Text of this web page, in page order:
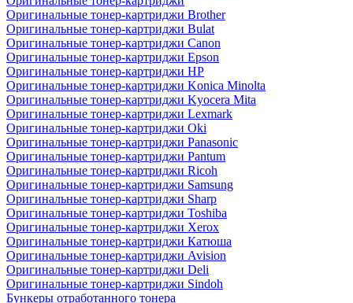
Оригинальные тонер-картриджи Brother
Оригинальные тонер-картриджи Bulat
Оригинальные тонер-картриджи Canon
Оригинальные тонер-картриджи Epson
Оригинальные тонер-картриджи HP
Оригинальные тонер-картриджи Konica Minolta
Оригинальные тонер-картриджи Kyocera Mita
Оригинальные тонер-картриджи Lexmark
Оригинальные тонер-картриджи Oki
Оригинальные тонер-картриджи Panasonic
Оригинальные тонер-картриджи Pantum
Оригинальные тонер-картриджи Ricoh
Оригинальные тонер-картриджи Samsung
Оригинальные тонер-картриджи Sharp
Оригинальные тонер-картриджи Toshiba
Оригинальные тонер-картриджи Xerox
Оригинальные тонер-картриджи Катюша
Оригинальные тонер-картриджи Avision
Оригинальные тонер-картриджи Deli
Оригинальные тонер-картриджи Sindoh
Бункеры отработанного тонера